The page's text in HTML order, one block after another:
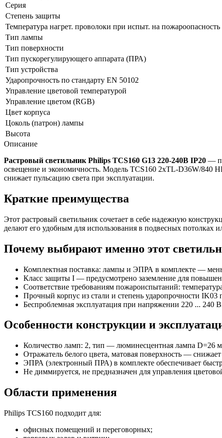
Серия
Степень защиты
Температура нагрет. проволоки при испыт. на
Тип лампы
Тип поверхности
Тип пускорегулирующего аппарата (ПРА)
Тип устройства
Ударопрочность по стандарту EN 50102
Управление цветовой температурой
Управление цветом (RGB)
Цвет корпуса
Цоколь (патрон) лампы
Высота
Описание
Растровый светильник Philips TCS160 G13 220-240В IP20 —
освещение и экономичность. Модель TCS160 2xTL-D36W/840
снижает пульсацию света при эксплуатации.
Краткие преимущества
Этот растровый светильник сочетает в себе надежную
делают его удобным для использования в подвесных
Почему выбирают именно этот
Комплектная поставка: лампы и ЭПРА в комплекте —
Класс защиты I — предусмотрено заземление для
Соответствие требованиям пожароиспытаний:
Прочный корпус из стали и степень ударопрочности
Беспроблемная эксплуатация при напряжении 220 ... 240
Особенности конструкции и
Количество ламп: 2, тип — люминесцентная лампа D=26
Отражатель белого цвета, матовая поверхность —
ЭПРА (электронный ПРА) в комплекте обеспечивает
Не диммируется, не предназначен для управления
Области применения
Philips TCS160 подходит для:
офисных помещений и переговорных;